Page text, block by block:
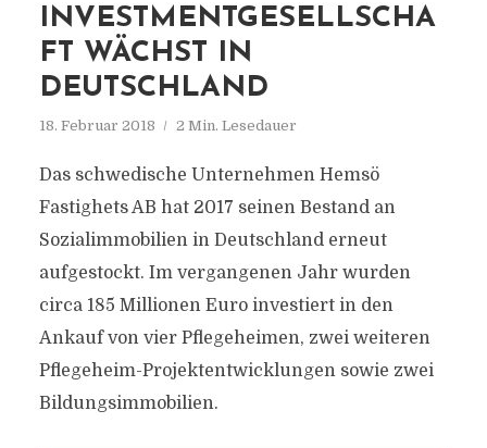
INVESTMENTGESELLSCHA
FT WÄCHST IN
DEUTSCHLAND
18. Februar 2018 2 Min. Lesedauer
Das schwedische Unternehmen Hemsö
Fastighets AB hat 2017 seinen Bestand an
Sozialimmobilien in Deutschland erneut
aufgestockt. Im vergangenen Jahr wurden
circa 185 Millionen Euro investiert in den
Ankauf von vier Pflegeheimen, zwei weiteren
Pflegeheim-Projektentwicklungen sowie zwei
Bildungsimmobilien.